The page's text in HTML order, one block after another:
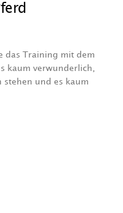
das Training mit dem
kaum verwunderlich,
stehen und es kaum